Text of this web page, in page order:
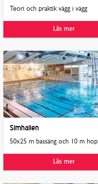
Teori och praktik vägg i vägg
Läs mer
Simhallen
50x25 m bassäng och 10 m
Läs mer